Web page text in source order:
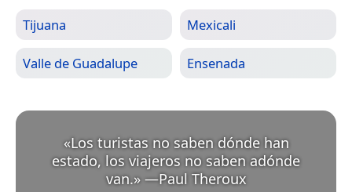
Tijuana Mexicali
Valle de Guadalupe Ensenada
«Los turistas no saben dónde han
estado, los viajeros no saben adónde
van.» —Paul Theroux